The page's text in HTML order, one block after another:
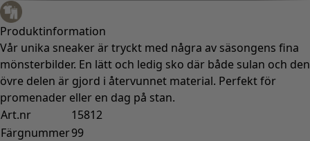
Produktinformation
Vår unika sneaker är tryckt med några av säsongens fina
mönsterbilder. En lätt och ledig sko där både sulan och den
övre delen är gjord i återvunnet material. Perfekt för
promenader eller en dag på stan.
Art.nr
15812
Färgnummer99